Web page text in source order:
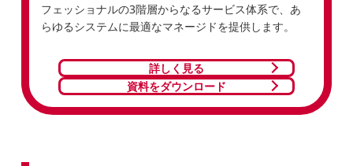
フェッショナルの3階層からなるサービス体系で、あ
らゆるシステムに最適なマネージドを提供します。
詳しく見る
資料をダウンロード